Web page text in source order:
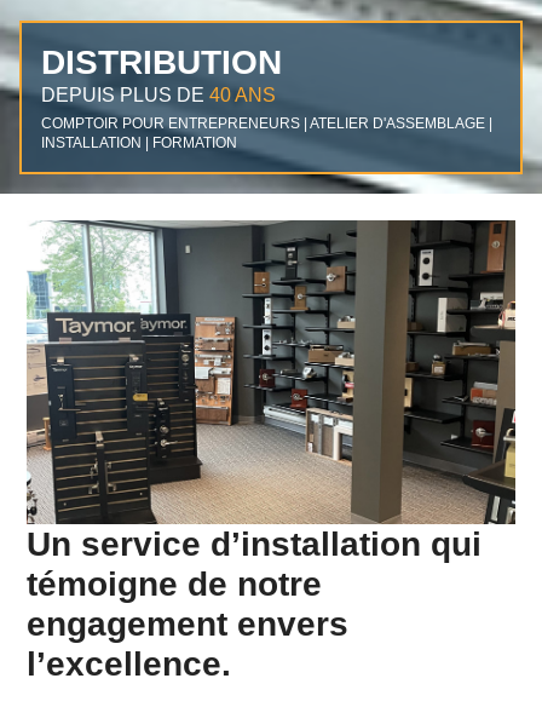
DISTRIBUTION
DEPUIS PLUS DE 40 ANS
COMPTOIR POUR ENTREPRENEURS | ATELIER D'ASSEMBLAGE |
INSTALLATION | FORMATION
Un service d’installation qui
témoigne de notre
engagement envers
l’excellence.